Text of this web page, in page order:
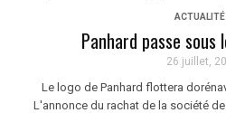
Panhard passe sous
26 juillet,
Le logo de Panhard flottera
L'annonce du rachat de la société